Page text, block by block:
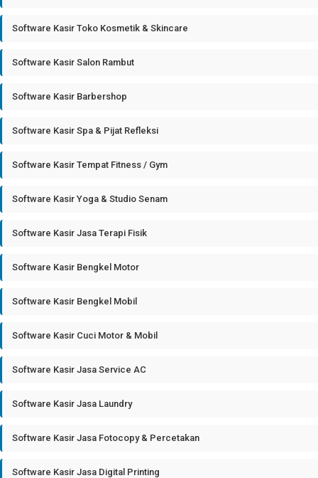
Software Kasir Toko Kosmetik & Skincare
Software Kasir Salon Rambut
Software Kasir Barbershop
Software Kasir Spa & Pijat Refleksi
Software Kasir Tempat Fitness / Gym
Software Kasir Yoga & Studio Senam
Software Kasir Jasa Terapi Fisik
Software Kasir Bengkel Motor
Software Kasir Bengkel Mobil
Software Kasir Cuci Motor & Mobil
Software Kasir Jasa Service AC
Software Kasir Jasa Laundry
Software Kasir Jasa Fotocopy & Percetakan
Software Kasir Jasa Digital Printing